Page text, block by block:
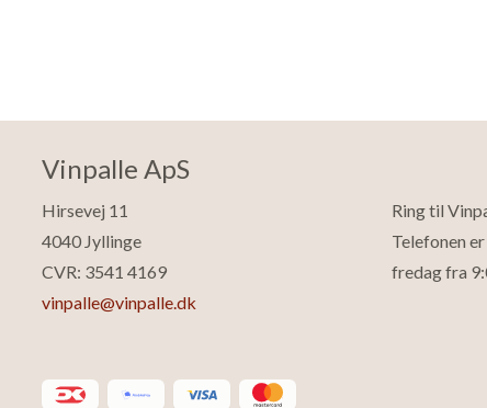
Vinpalle ApS
Hirsevej 11
4040 Jyllinge
CVR: 3541 4169
vinpalle@vinpalle.dk
Ring til
Telefonen
fredag fra